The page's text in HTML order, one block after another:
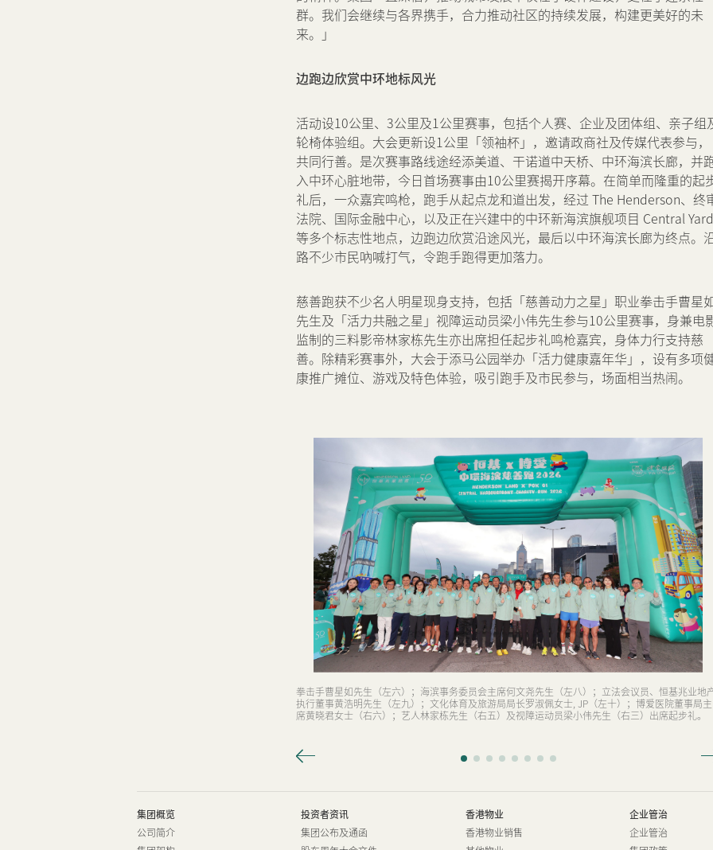
群。我们会继续与各界携手，合力推动社区的持续发展，构建更美好的未
来。」
边跑边欣赏中环地标风光
活动设10公里、3公里及1公里赛事，包括个人赛、企业及团体组、亲子组
轮椅体验组。大会更新设1公里「领袖杯」，邀请政商社及传媒代表参与，
共同行善。是次赛事路线途经添美道、干诺道中天桥、中环海滨长廊，并
入中环心脏地带，今日首场赛事由10公里赛揭开序幕。在简单而隆重的起
礼后，一众嘉宾鸣枪，跑手从起点龙和道出发，经过 The Henderson、终
法院、国际金融中心，以及正在兴建中的中环新海滨旗舰项目 Central
等多个标志性地点，边跑边欣赏沿途风光，最后以中环海滨长廊为终点。
路不少市民吶喊打气，令跑手跑得更加落力。
慈善跑获不少名人明星现身支持，包括「慈善动力之星」职业拳击手曹星
先生及「活力共融之星」视障运动员梁小伟先生参与10公里赛事，身兼电
监制的三料影帝林家栋先生亦出席担任起步礼鸣枪嘉宾，身体力行支持慈
善。除精彩赛事外，大会于添马公园举办「活力健康嘉年华」，设有多项
康推广摊位、游戏及特色体验，吸引跑手及市民参与，场面相当热闹。
拳击手曹星如先生（左六）；海滨事务委员会主席何文尧先生（左八）；立法会议员、恒基兆业地
执行董事黄浩明先生（左九）；文化体育及旅游局局长罗淑佩女士, JP（左十）；博爱医院董事局主
席黄晓君女士（右六）；艺人林家栋先生（右五）及视障运动员梁小伟先生（右三）出席起步礼。
集团概览
公司简介
投资者资讯
集团公布及通函
香港物业
香港物业销售
企业管治
企业管治